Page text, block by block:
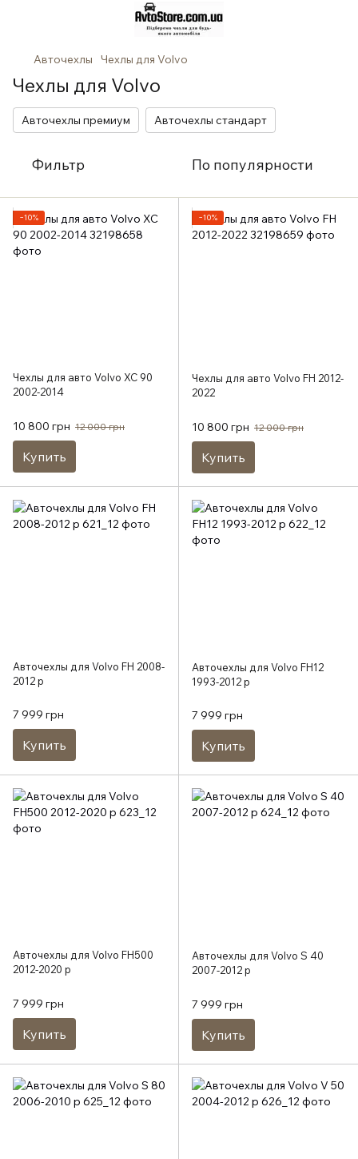
Авточехлы Чехлы для Volvo
Чехлы для Volvo
Авточехлы премиум Авточехлы стандарт
Фильтр По популярности
−10%
Чехлы для авто Volvo XC 90
2002-2014
10 800 грн 12 000 грн
Купить
−10%
Чехлы для авто Volvo FH 2012-
2022
10 800 грн 12 000 грн
Купить
Авточехлы для Volvo FH 2008-
2012 р
7 999 грн
Купить
Авточехлы для Volvo FH12
1993-2012 р
7 999 грн
Купить
Авточехлы для Volvo FH500
2012-2020 р
7 999 грн
Купить
Авточехлы для Volvo S 40
2007-2012 р
7 999 грн
Купить